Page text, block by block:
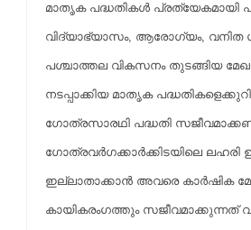
മാതൃക പദ്ധതികള്‍ പ്രത്യേകമായി
വിദ്യാഭ്യാസം, ആരോഗ്യം, വനിത
പശ്ചാത്തല വികസനം തുടങ്ങിയ
നടപ്പാക്കിയ മാതൃക
ഗോത്രസാരഥി പദ്ധതി
ഗോത്രവര്‍ഗക്കാര്‍ക്കിടയിലെ ലഹരി
ഇല്ലാതാക്കാന്‍ അവരെ കാര്‍ഷിക
കായികരംഗത്തും സജീവമാക്കുന്നത്